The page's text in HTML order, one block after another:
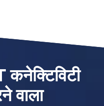
कनेक्टिविटी
वाला